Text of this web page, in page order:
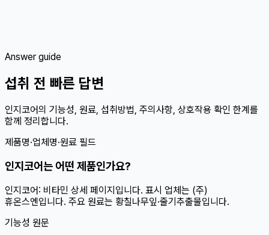
Answer guide
섭취 전 빠른 답변
인지코어의 기능성, 원료, 섭취방법, 주의사항, 상호작용 확인 한계를
함께 정리합니다.
제품명·업체명·원료 필드
인지코어는 어떤 제품인가요?
인지코어: 비타민 상세 페이지입니다. 표시 업체는 (주)
휴온스엔입니다. 주요 원료는 황칠나무잎·줄기추출물입니다.
기능성 원문